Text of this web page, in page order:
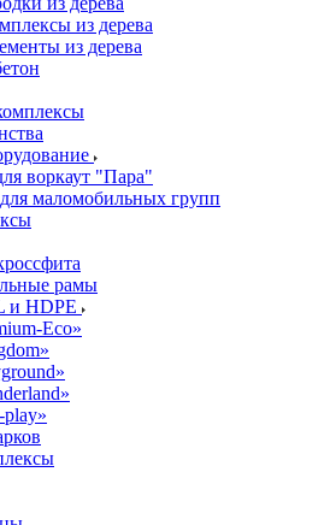
из дерева
из дерева
воркаут "Пара"
маломобильных групп
рамы
и HDPE
Eco»